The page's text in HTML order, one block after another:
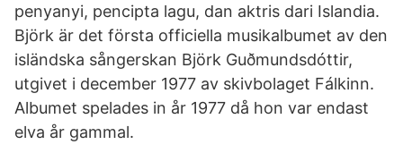
penyanyi, pencipta lagu, dan aktris dari Islandia.
Björk är det första officiella musikalbumet av den
isländska sångerskan Björk Guðmundsdóttir,
utgivet i december 1977 av skivbolaget Fálkinn.
Albumet spelades in år 1977 då hon var endast
elva år gammal.